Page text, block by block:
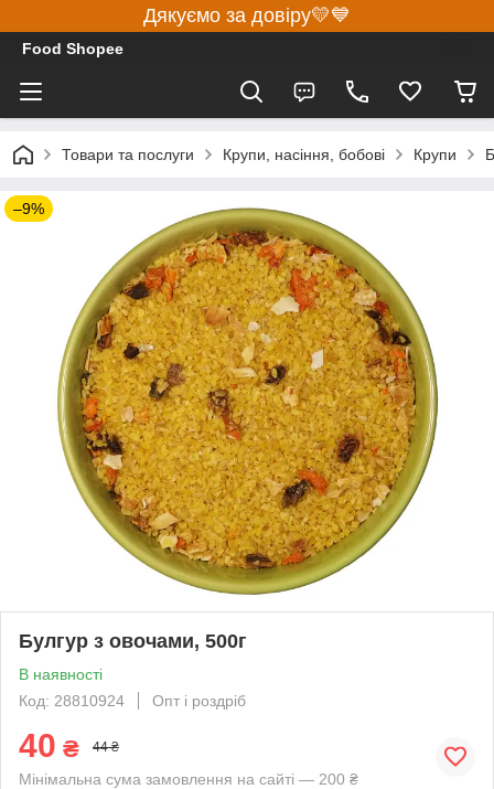
Дякуємо за довіру💛💙
Food Shopee
Товари та послуги Крупи, насіння, бобові Крупи
–9%
Булгур з овочами, 500г
В наявності
Код: 28810924
Опт і роздріб
40 ₴ 44 ₴
Мінімальна сума замовлення на сайті — 200 ₴